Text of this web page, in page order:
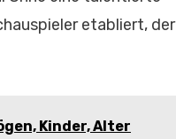
etabliert, der
Kinder, Alter